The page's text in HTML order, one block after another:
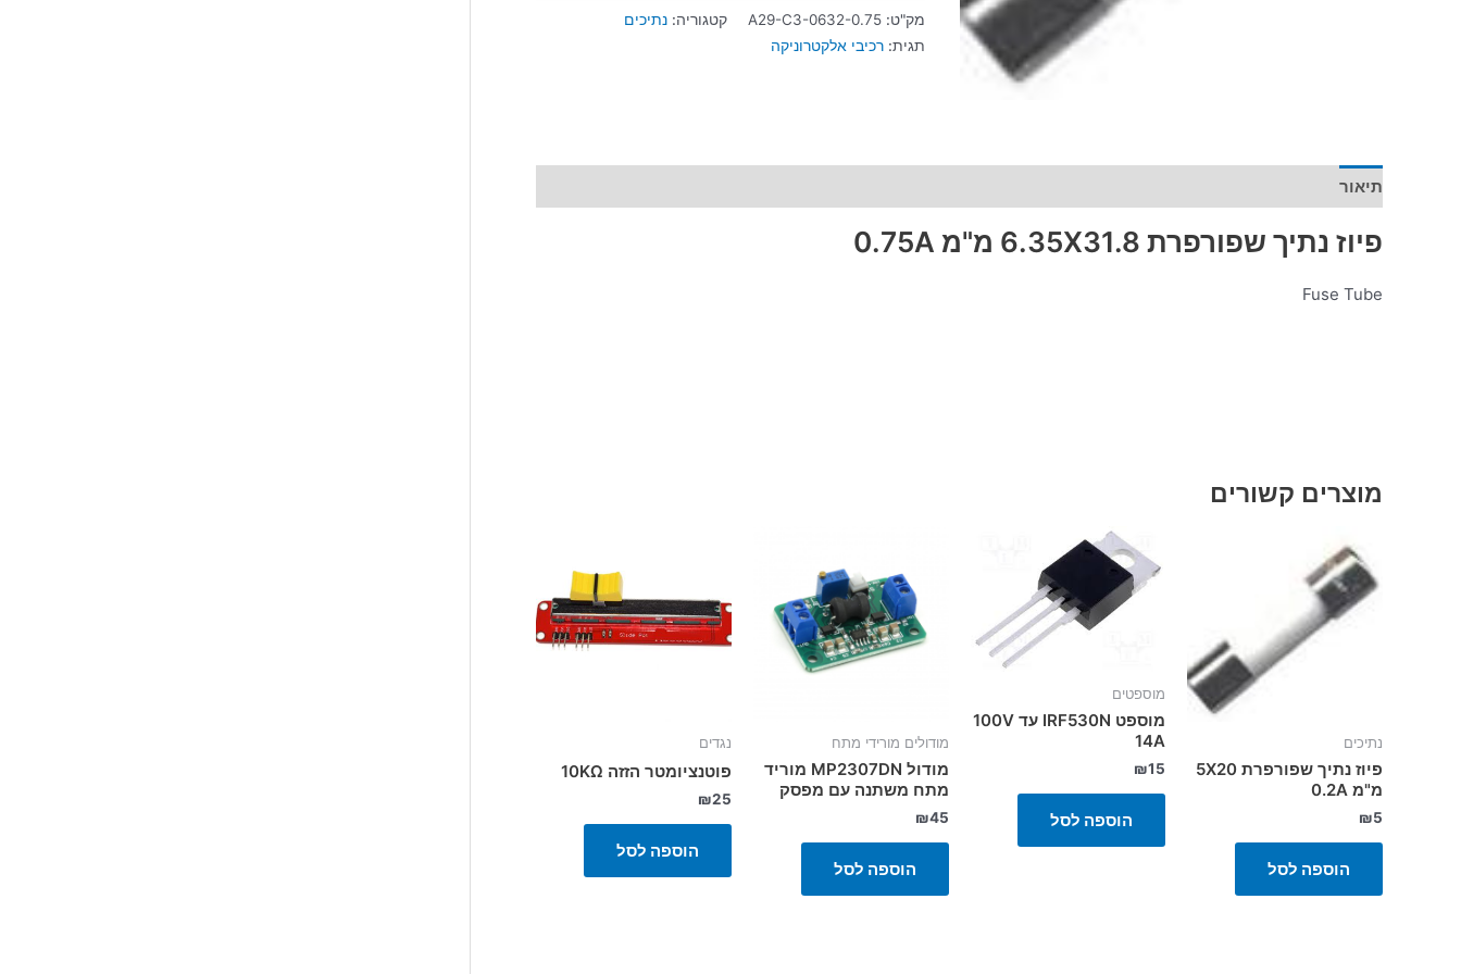
מק"ט: A29-C3-0632-0.75 קטגוריה: נתיכים
תגית: רכיבי אלקטרוניקה
תיאור
פיוז נתיך שפורפרת 6.35X31.8 מ"מ 0.75A
Fuse Tube
מוצרים קשורים
נתיכים
פיוז נתיך שפורפרת 5X20
מ"מ 0.2A
₪5
הוספה לסל
מוספטים
מוספט IRF530N עד 100V
14A
₪15
הוספה לסל
מודולים מורידי מתח
מודול MP2307DN מוריד
מתח משתנה עם מפסק
₪45
הוספה לסל
נגדים
פוטנציומטר הזזה 10KΩ
₪25
הוספה לסל